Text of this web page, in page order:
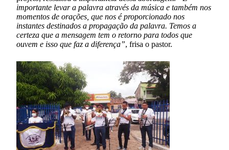
importante levar a palavra através da música e também nos
momentos de orações, que nos é proporcionado nos
instantes destinados a propagação da palavra. Temos a
certeza que a mensagem tem o retorno para todos que
ouvem e isso que faz a diferença”, frisa o pastor.